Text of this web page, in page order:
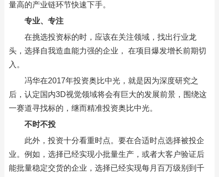
量高的产业链环节快速下手。
专业、专注
在挑选投资标的时，应该在关注领域，找出行业龙
头，选择自我造血能力强的企业， 在项目爆发增长前期切
入。
冯华在2017年投资奥比中光，就是因为深度研究之
后，认定国内3D视觉领域将会有巨大的发展前景，围绕这
一赛道寻找标的，继而精准投资奥比中光。
不时不投
此外，投资十分看重时点。要在合适时点选择被投企
业。例如，选择已经实现小批量生产，或者大客户验证后
能批量稳定交货的企业，选择已经实现每月百万级别到千